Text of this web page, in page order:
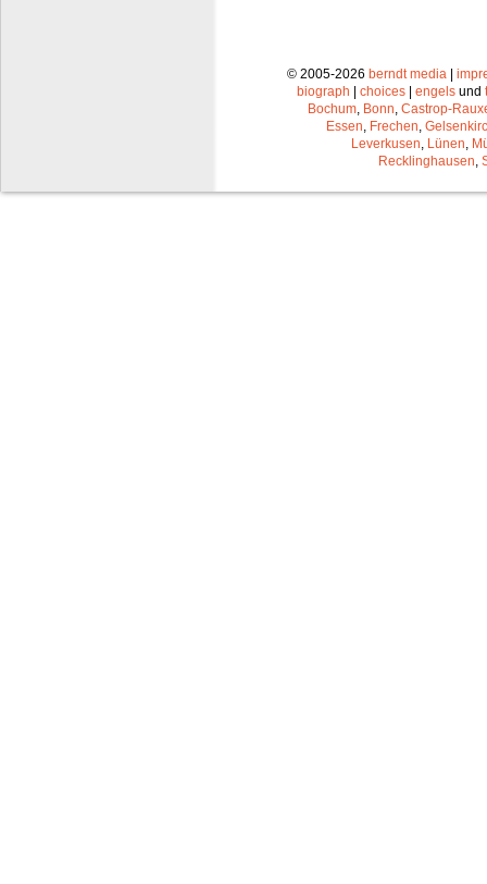
© 2005-2026 berndt media |
biograph | choices | engels und
Bochum Bonn Castrop-
Essen Frechen
Leverkusen Lünen
Recklinghausen